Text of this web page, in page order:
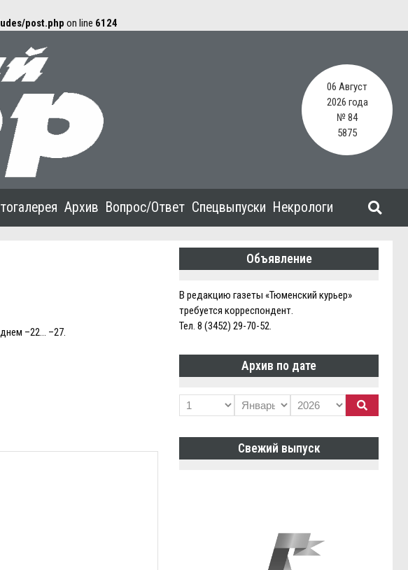
post.php on line 6124
06 Август
2026 года
№ 84
5875
Архив Вопрос/Ответ Спецвыпуски Некрологи
–22… –27.
Объявление
В редакцию газеты «Тюменский курьер»
требуется корреспондент.
Тел. 8 (3452) 29-70-52.
Архив по дате
Свежий выпуск